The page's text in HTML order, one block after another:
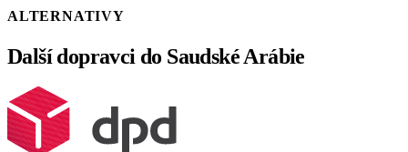
ALTERNATIVY
Další dopravci do Saudské Arábie